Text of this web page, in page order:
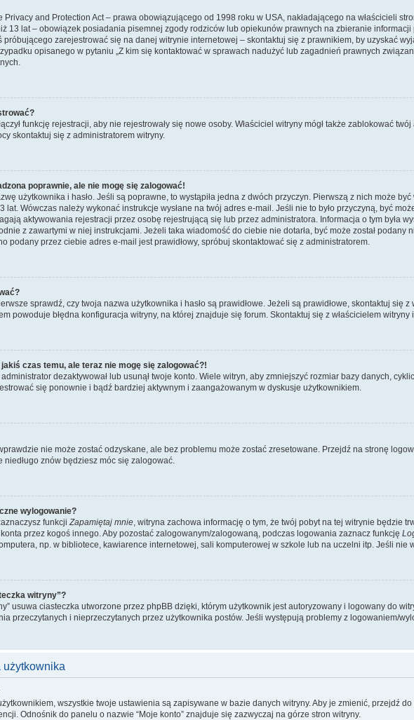
Privacy and Protection Act – prawa obowiązującego od 1998 roku w USA, nakładającego na właścicieli
13 lat – obowiązek posiadania pisemnej zgody rodziców lub opiekunów prawnych na zbieranie
próbującego zarejestrować się na danej witrynie internetowej – skontaktuj się z prawnikiem, by uzyskać
opisanego w pytaniu „Z kim się kontaktować w sprawach nadużyć lub zagadnień prawnych
funkcję rejestracji, aby nie rejestrowały się nowe osoby. Właściciel witryny mógł także zablokować
skontaktuj się z administratorem witryny.
poprawnie, ale nie mogę się zalogować!
użytkownika i hasło. Jeśli są poprawne, to wystąpiła jedna z dwóch przyczyn. Pierwszą z nich może
lat. Wówczas należy wykonać instrukcje wysłane na twój adres e-mail. Jeśli nie to było przyczyną, być
aktywowania rejestracji przez osobę rejestrującą się lub przez administratora. Informacja o tym była
z zawartymi w niej instrukcjami. Jeżeli taka wiadomość do ciebie nie dotarła, być może został podany
podany przez ciebie adres e-mail jest prawidłowy, spróbuj skontaktować się z administratorem.
sprawdź, czy twoja nazwa użytkownika i hasło są prawidłowe. Jeżeli są prawidłowe, skontaktuj się
powoduje błędna konfiguracja witryny, na której znajduje się forum. Skontaktuj się z właścicielem
czas temu, ale teraz nie mogę się zalogować?!
dezaktywował lub usunął twoje konto. Wiele witryn, aby zmniejszyć rozmiar bazy danych,
się ponownie i bądź bardziej aktywnym i zaangażowanym w dyskusje użytkownikiem.
nie może zostać odzyskane, ale bez problemu może zostać zresetowane. Przejdź na stronę
znów będziesz móc się zalogować.
wylogowanie?
funkcji Zapamiętaj mnie , witryna zachowa informację o tym, że twój pobyt na tej witrynie będzie
przez kogoś innego. Aby pozostać zalogowanym/zalogowaną, podczas logowania zaznacz funkcję
np. w bibliotece, kawiarence internetowej, sali komputerowej w szkole lub na uczelni itp. Jeśli nie
witryny”?
usuwa ciasteczka utworzone przez phpBB dzięki, którym użytkownik jest autoryzowany i logowany do
przeczytanych i nieprzeczytanych przez użytkownika postów. Jeśli występują problemy z logowaniem/
użytkownika
wszystkie twoje ustawienia są zapisywane w bazie danych witryny. Aby je zmienić, przejdź
Odnośnik do panelu o nazwie “Moje konto” znajduje się zazwyczaj na górze stron witryny.